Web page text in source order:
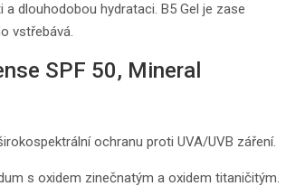
dlouhodobou hydrataci. B5 Gel je zase
vstřebává.
SPF 50, Mineral
ochranu proti UVA/UVB záření.
s oxidem zinečnatým a oxidem titaničitým.